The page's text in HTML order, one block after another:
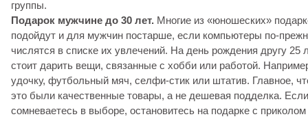
группы.
Подарок мужчине до 30 лет. Многие из «юношеских»
подойдут и для мужчин постарше, если компьютеры по-
числятся в списке их увлечений. На день рождения другу 25
стоит дарить вещи, связанные с хобби или работой.
удочку, футбольный мяч, селфи-стик или штатив. Главное,
это были качественные товары, а не дешевая подделка.
сомневаетесь в выборе, остановитесь на подарке с